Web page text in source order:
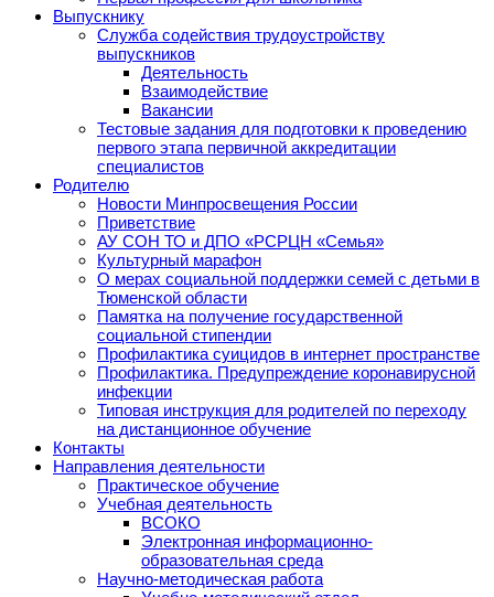
Выпускнику
Служба содействия трудоустройству
выпускников
Деятельность
Взаимодействие
Вакансии
Тестовые задания для подготовки к проведению
первого этапа первичной аккредитации
специалистов
Родителю
Новости Минпросвещения России
Приветствие
АУ СОН ТО и ДПО «РСРЦН «Семья»
Культурный марафон
О мерах социальной поддержки семей с детьми в
Тюменской области
Памятка на получение государственной
социальной стипендии
Профилактика суицидов в интернет пространстве
Профилактика. Предупреждение коронавирусной
инфекции
Типовая инструкция для родителей по переходу
на дистанционное обучение
Контакты
Направления деятельности
Практическое обучение
Учебная деятельность
ВСОКО
Электронная информационно-
образовательная среда
Научно-методическая работа